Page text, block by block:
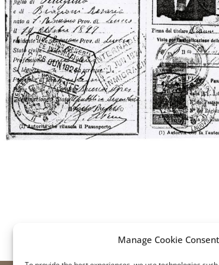
Manage Cookie Consent